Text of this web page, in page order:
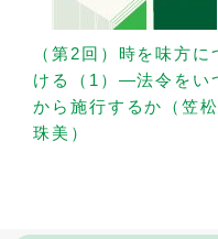
（第2回）時を味方に
ける（1）—法令をい
から施行するか（笠松
珠美）